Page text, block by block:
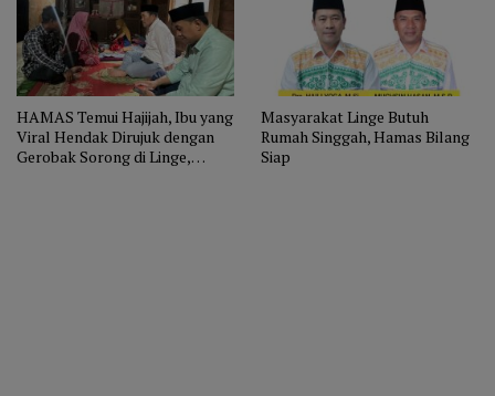
HAMAS Temui Hajijah, Ibu yang
Viral Hendak Dirujuk dengan
Gerobak Sorong di Linge,
Masyarakat Linge Butuh
Rumah Singgah, Hamas Bilang
Siap